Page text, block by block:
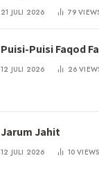
21 JULI 2026 79
Puisi-Puisi Faqod
12 JULI 2026 26
Jarum Jahit
12 JULI 2026 10VIEWS